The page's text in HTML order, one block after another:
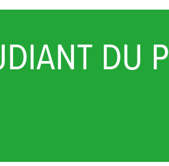
DU